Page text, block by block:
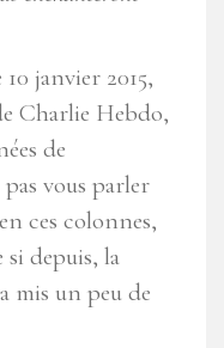
janvier 2015,
Charlie Hebdo,
de
pas vous parler
ces colonnes,
si depuis, la
mis un peu de